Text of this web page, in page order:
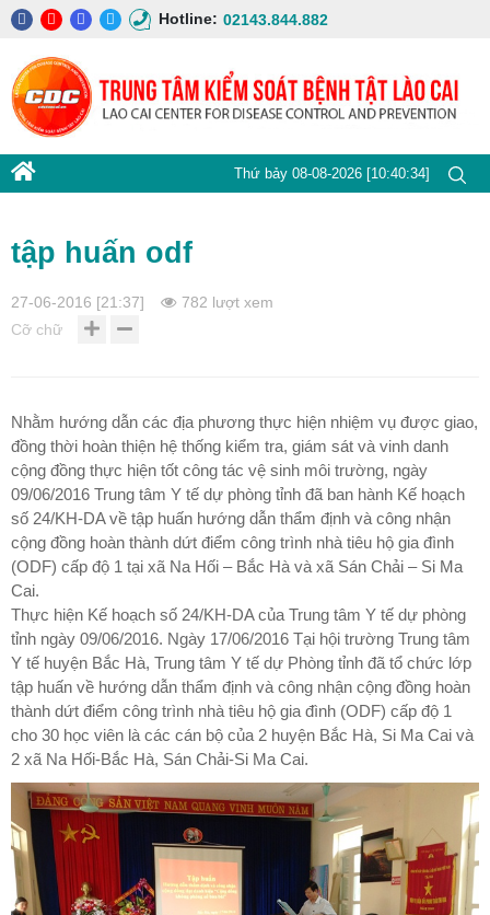
Hotline: 02143.844.882
Thứ bảy 08-08-2026 [10:40:35]
tập huấn odf
27-06-2016 [21:37]
782 lượt xem
Cỡ chữ
Nhằm hướng dẫn các địa phương thực hiện nhiệm vụ được giao,
đồng thời hoàn thiện hệ thống kiểm tra, giám sát và vinh danh
cộng đồng thực hiện tốt công tác vệ sinh môi trường, ngày
09/06/2016 Trung tâm Y tế dự phòng tỉnh đã ban hành Kế hoạch
số 24/KH-DA về tập huấn hướng dẫn thẩm định và công nhận
cộng đồng hoàn thành dứt điểm công trình nhà tiêu hộ gia đình
(ODF) cấp độ 1 tại xã Na Hối – Bắc Hà và xã Sán Chải – Si Ma
Cai.
Thực hiện Kế hoạch số 24/KH-DA của Trung tâm Y tế dự phòng
tỉnh ngày 09/06/2016. Ngày 17/06/2016 Tại hội trường Trung tâm
Y tế huyện Bắc Hà, Trung tâm Y tế dự Phòng tỉnh đã tổ chức lớp
tập huấn về hướng dẫn thẩm định và công nhận cộng đồng hoàn
thành dứt điểm công trình nhà tiêu hộ gia đình (ODF) cấp độ 1
cho 30 học viên là các cán bộ của 2 huyện Bắc Hà, Si Ma Cai và
2 xã Na Hối-Bắc Hà, Sán Chải-Si Ma Cai.